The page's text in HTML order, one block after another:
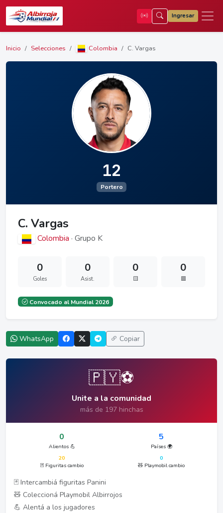
Ingresar
Inicio Selecciones Colombia C. Vargas
12
Portero
C. Vargas
Colombia · Grupo K
0
Goles
0
Asist.
0
🟨
0
🟥
Convocado al Mundial 2026
WhatsApp Copiar
🇵🇾⚽
Unite a la comunidad
más de 197 hinchas
0
Alientos 💪
5
Países 🌍
20
🃏 Figuritas cambio
0
🧸 Playmobil cambio
🃏 Intercambiá figuritas Panini
🧸 Coleccioná Playmobil Albirrojos
💪 Alentá a los jugadores